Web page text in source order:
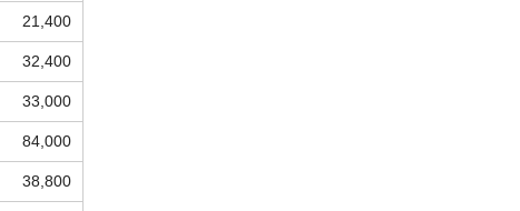
21,400
32,400
33,000
84,000
38,800